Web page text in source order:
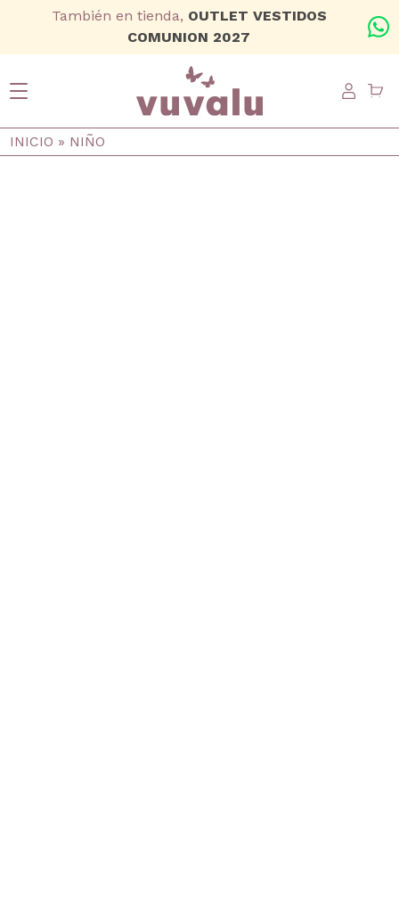
Ir al contenido principal
También en tienda, OUTLET VESTIDOS
COMUNION 2027
Ruta de navegación
INICIO NIÑO